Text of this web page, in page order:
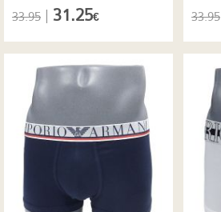
33.95 31.25€ 33.95